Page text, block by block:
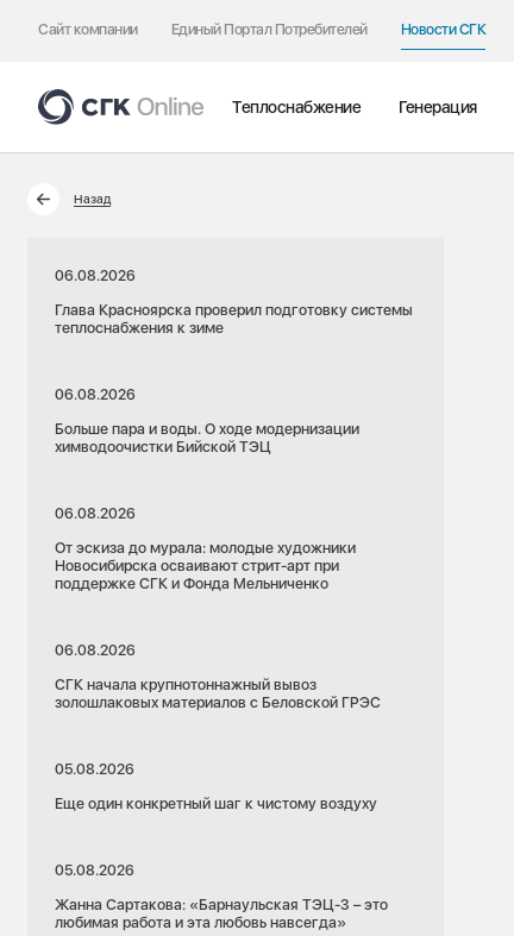
Сайт компании Единый Портал Потребителей Новости СГК
Теплоснабжение Генерация
Назад
06.08.2026
Глава Красноярска проверил подготовку системы
теплоснабжения к зиме
06.08.2026
Больше пара и воды. О ходе модернизации
химводоочистки Бийской ТЭЦ
06.08.2026
От эскиза до мурала: молодые художники
Новосибирска осваивают стрит-арт при
поддержке СГК и Фонда Мельниченко
06.08.2026
СГК начала крупнотоннажный вывоз
золошлаковых материалов с Беловской ГРЭС
05.08.2026
Еще один конкретный шаг к чистому воздуху
05.08.2026
Жанна Сартакова: «Барнаульская ТЭЦ-3 – это
любимая работа и эта любовь навсегда»